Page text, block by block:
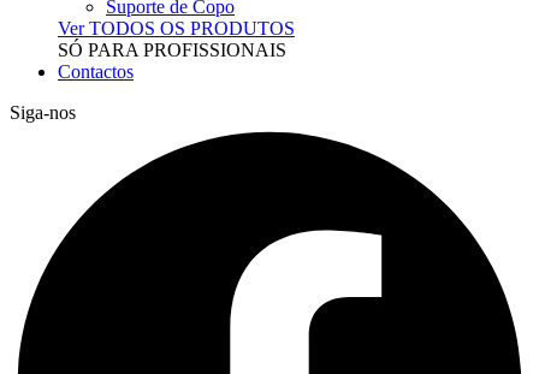
Suporte de Copo
Ver TODOS OS PRODUTOS
SÓ PARA PROFISSIONAIS
Contactos
Siga-nos